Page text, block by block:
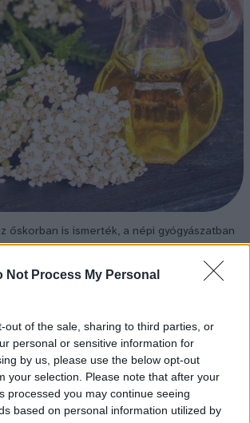
Not Process My Personal
out of the sale, sharing to third parties, or
personal or sensitive information for
by us, please use the below opt-out
your selection. Please note that after your
processed you may continue seeing
based on personal information utilized by
őskorban is ismerték, a népi gyógyászatban
betegség ellen használják.
a közönséget a 160 éves
Állatkert
BOLYGÓNK
magad őszibarack: itt vannak